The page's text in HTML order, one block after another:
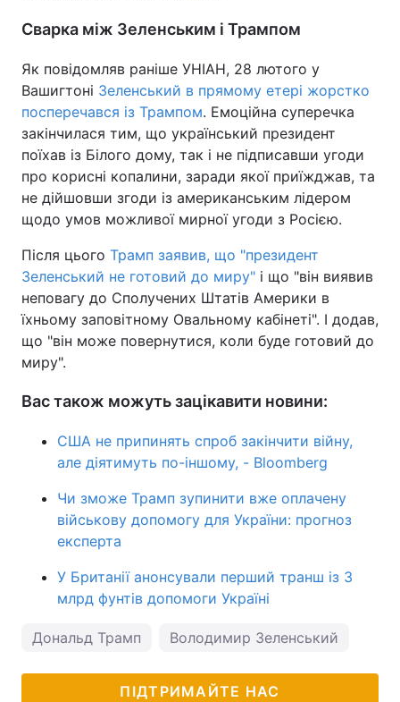
Сварка між Зеленським і Трампом
Як повідомляв раніше УНІАН, 28 лютого у
Вашигтоні Зеленський в прямому етері жорстко
посперечався із Трампом. Емоційна суперечка
закінчилася тим, що український президент
поїхав із Білого дому, так і не підписавши угоди
про корисні копалини, заради якої приїжджав, та
не дійшовши згоди із американським лідером
щодо умов можливої мирної угоди з Росією.
Після цього Трамп заявив, що "президент
Зеленський не готовий до миру" і що "він виявив
неповагу до Сполучених Штатів Америки в
їхньому заповітному Овальному кабінеті". І додав,
що "він може повернутися, коли буде готовий до
миру".
Вас також можуть зацікавити новини:
США не припинять спроб закінчити війну,
але діятимуть по-іншому, - Bloomberg
Чи зможе Трамп зупинити вже оплачену
військову допомогу для України: прогноз
експерта
У Британії анонсували перший транш із 3
млрд фунтів допомоги Україні
Дональд Трамп Володимир Зеленський
ПІДТРИМАЙТЕ НАС